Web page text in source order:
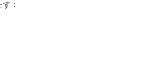
：